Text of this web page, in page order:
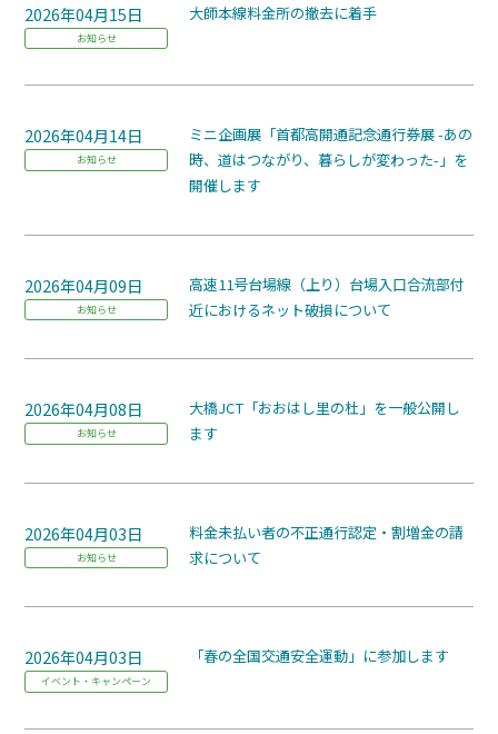
2026年04月15日
お知らせ
大師本線料金所の撤去に着手
2026年04月14日
お知らせ
ミニ企画展「首都高開通記念通行券展 -あの
時、道はつながり、暮らしが変わった-」を
開催します
2026年04月09日
お知らせ
高速11号台場線（上り）台場入口合流部付
近におけるネット破損について
2026年04月08日
お知らせ
大橋JCT「おおはし里の杜」を一般公開し
ます
2026年04月03日
お知らせ
料金未払い者の不正通行認定・割増金の請
求について
2026年04月03日
イベント・キャンペーン
「春の全国交通安全運動」に参加します